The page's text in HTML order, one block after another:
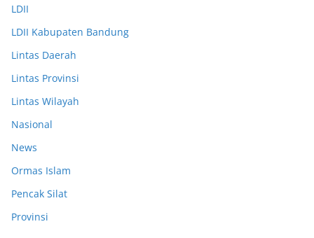
LDII
LDII Kabupaten Bandung
Lintas Daerah
Lintas Provinsi
Lintas Wilayah
Nasional
News
Ormas Islam
Pencak Silat
Provinsi